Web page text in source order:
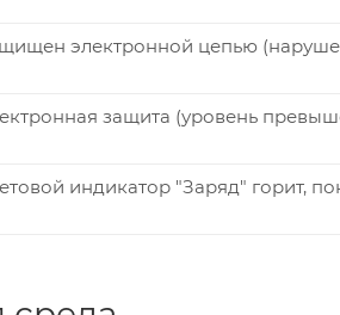
электронной цепью
защита (уровень
индикатор "Заряд" горит,